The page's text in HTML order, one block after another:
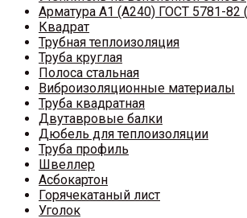
Арматура A1 (A240) ГОСТ 5781-82
Квадрат
Трубная теплоизоляция
Труба круглая
Полоса стальная
Виброизоляционные материалы
Труба квадратная
Двутавровые балки
Дюбель для теплоизоляции
Труба профиль
Швеллер
Асбокартон
Горячекатаный лист
Уголок